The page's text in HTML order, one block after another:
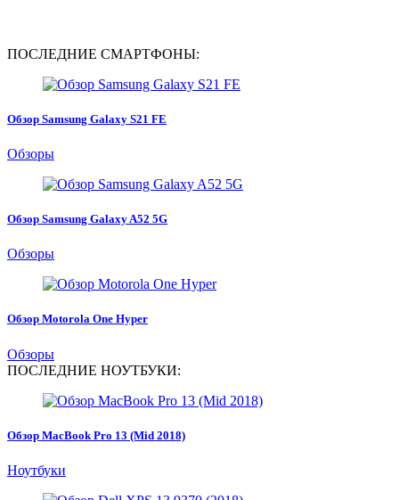
ПОСЛЕДНИЕ СМАРТФОНЫ:
Обзор Samsung Galaxy S21 FE
Обзоры
Обзор Samsung Galaxy A52 5G
Обзоры
Обзор Motorola One Hyper
Обзоры
ПОСЛЕДНИЕ НОУТБУКИ:
Обзор MacBook Pro 13 (Mid 2018)
Ноутбуки